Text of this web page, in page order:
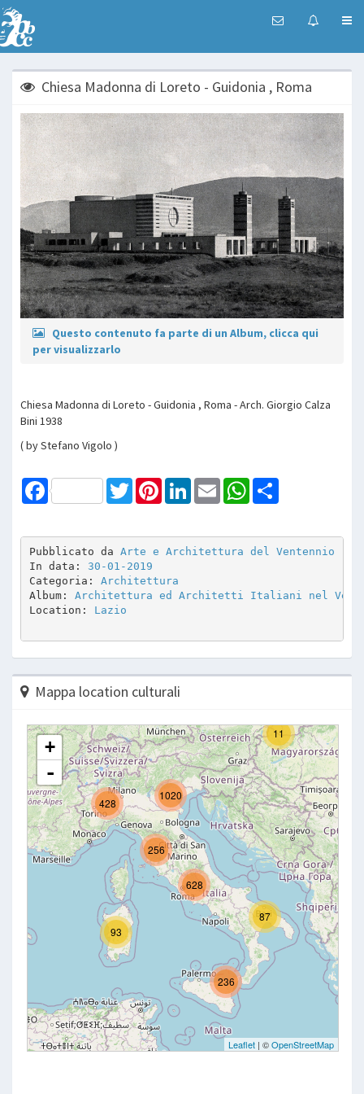
Chiesa Madonna di Loreto - Guidonia , Roma
Questo contenuto fa parte di un Album, clicca qui
per visualizzarlo
Chiesa Madonna di Loreto - Guidonia , Roma - Arch. Giorgio Calza
Bini 1938
( by Stefano Vigolo )
Facebook TwitterPinterestLinkedInEmail WhatsApp
Pubblicato da Arte e Architettura del Ventennio
In data: 30-01-2019
Categoria: Architettura
Album: Architettura ed Architetti Italiani nel
Location: Lazio
Mappa location culturali